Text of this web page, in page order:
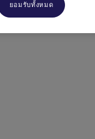
ยอมรับทั้งหมด